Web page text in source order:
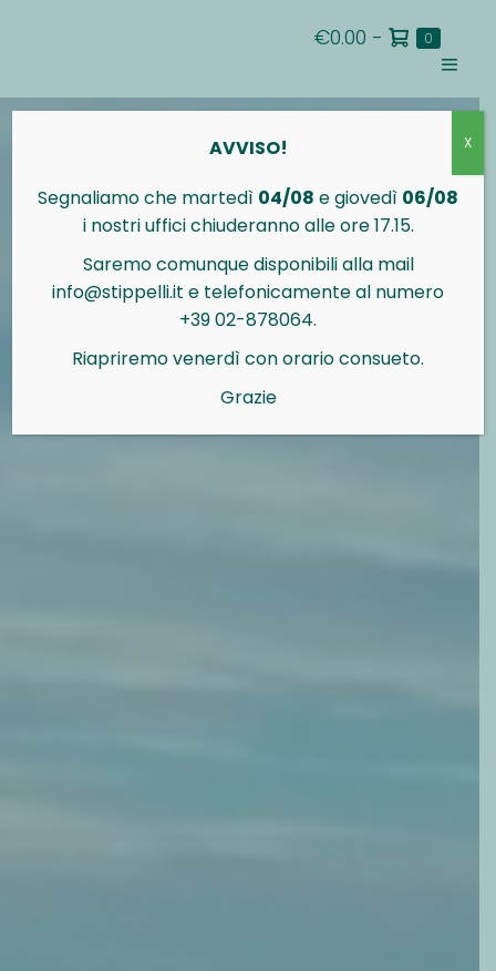
Carrello
€0.00 - 0Articoli
nel
carrello
AVVISO!
Segnaliamo che martedì 04/08 e giovedì 06/08
i nostri uffici chiuderanno alle ore 17.15.
Saremo comunque disponibili alla mail
info@stippelli.it e telefonicamente al numero
+39 02-878064.
Riapriremo venerdì con orario consueto.
Grazie
X